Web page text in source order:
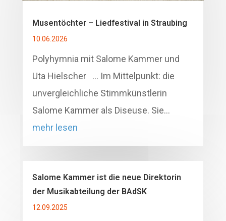
Musentöchter – Liedfestival in Straubing
10.06.2026
Polyhymnia mit Salome Kammer und
Uta Hielscher … Im Mittelpunkt: die
unvergleichliche Stimmkünstlerin
Salome Kammer als Diseuse. Sie…
mehr lesen
Salome Kammer ist die neue Direktorin
der Musikabteilung der BAdSK
12.09.2025